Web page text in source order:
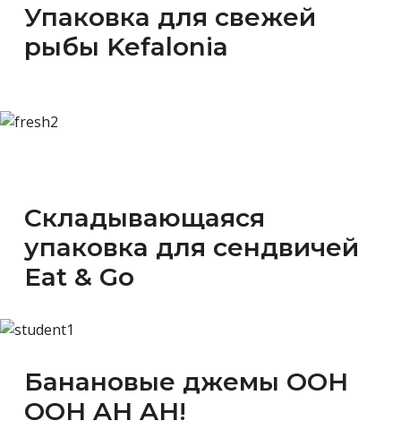
Упаковка для свежей
рыбы Kefalonia
Складывающаяся
упаковка для сендвичей
Eat & Go
Банановые джемы OOH
OOH AH AH!